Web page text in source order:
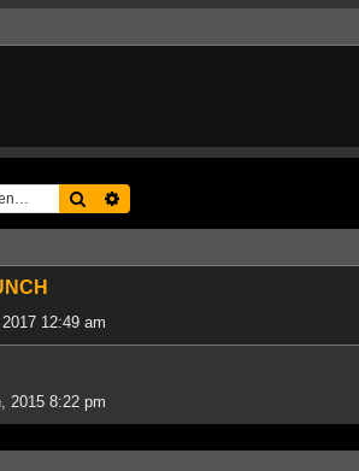
Suche
12:49 am
2015 8:22 pm